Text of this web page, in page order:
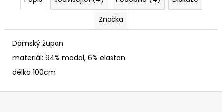
Značka
Dámský župan
materiál: 94% modal, 6% elastan
délka 100cm
Z